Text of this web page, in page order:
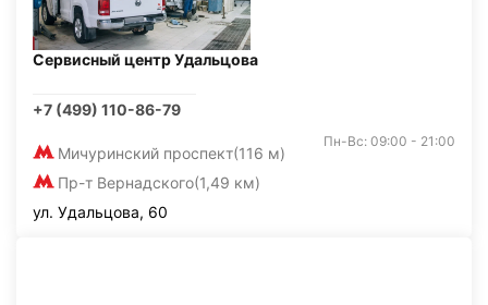
Сервисный центр Удальцова
+7 (499) 110-86-79
Мичуринский проспект(116 м)
Пр-т Вернадского(1,49 км)
Пн-Вс: 09:00 - 21:00
ул. Удальцова, 60